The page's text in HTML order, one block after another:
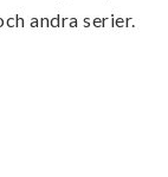
andra serier.